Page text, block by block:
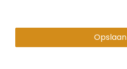
Opslaan